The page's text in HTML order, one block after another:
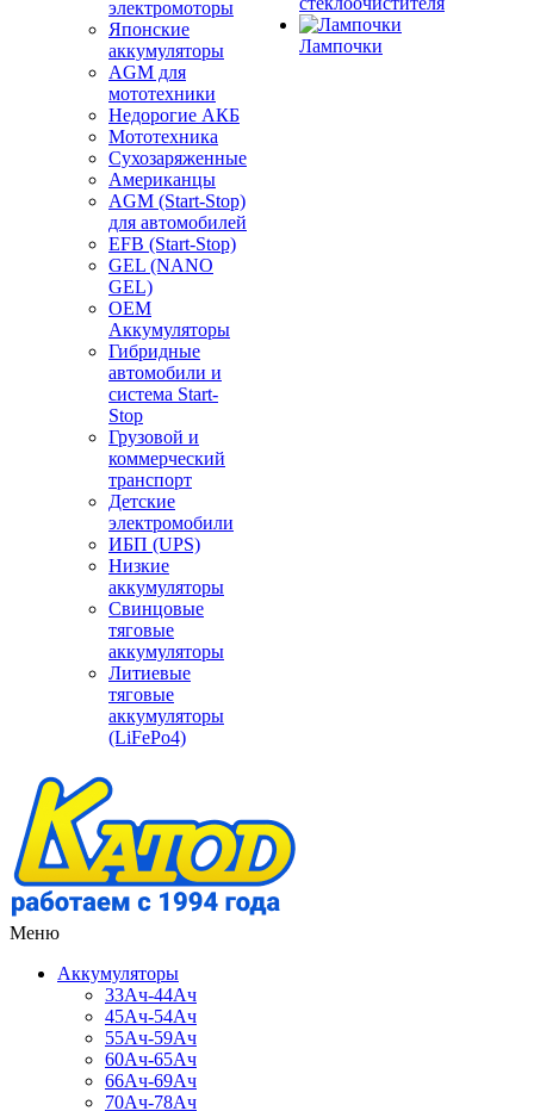
электромоторы
Японские
аккумуляторы
AGM для
мототехники
Недорогие АКБ
Мототехника
Сухозаряженные
Американцы
AGM (Start-Stop)
для автомобилей
EFB (Start-Stop)
GEL (NANO
GEL)
OEM
Аккумуляторы
Гибридные
автомобили и
система Start-
Stop
Грузовой и
коммерческий
транспорт
Детские
электромобили
ИБП (UPS)
Низкие
аккумуляторы
Свинцовые
тяговые
аккумуляторы
Литиевые
тяговые
аккумуляторы
(LiFePo4)
Лампочки
Меню
Аккумуляторы
33Ач-44Ач
45Ач-54Ач
55Ач-59Ач
60Ач-65Ач
66Ач-69Ач
70Ач-78Ач